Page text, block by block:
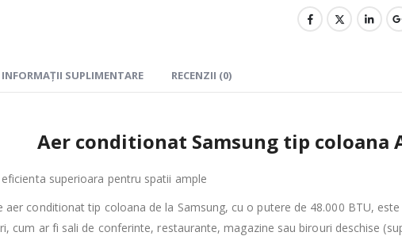
INFORMAȚII SUPLIMENTARE RECENZII (0)
Aer conditionat Samsung tip coloana
superioara pentru spatii ample
aer conditionat tip coloana de la Samsung, cu o putere de 48.000 BTU,
cum ar fi sali de conferinte, restaurante, magazine sau birouri deschise